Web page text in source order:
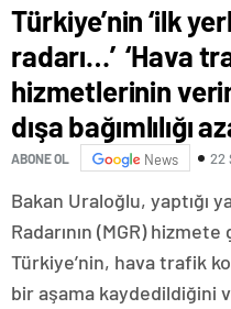
Türkiye’nin ‘ilk
radarı…’ ‘Hava
hizmetlerinin
dışa bağımlılığı
ABONE OL News 22
Bakan Uraloğlu, yaptığı
Radarının (MGR)
Türkiye’nin, hava trafik
bir aşama kaydedildiğini